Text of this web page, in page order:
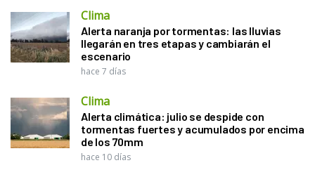
Clima
Alerta naranja por tormentas: las lluvias
llegarán en tres etapas y cambiarán el
escenario
hace 7 días
Clima
Alerta climática: julio se despide con
tormentas fuertes y acumulados por encima
de los 70mm
hace 10 días